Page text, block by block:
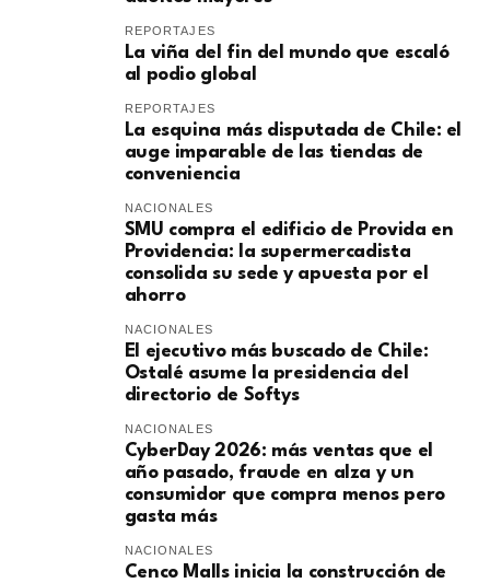
REPORTAJES
La viña del fin del mundo que escaló
al podio global
REPORTAJES
La esquina más disputada de Chile: el
auge imparable de las tiendas de
conveniencia
NACIONALES
SMU compra el edificio de Provida en
Providencia: la supermercadista
consolida su sede y apuesta por el
ahorro
NACIONALES
El ejecutivo más buscado de Chile:
Ostalé asume la presidencia del
directorio de Softys
NACIONALES
CyberDay 2026: más ventas que el
año pasado, fraude en alza y un
consumidor que compra menos pero
gasta más
NACIONALES
Cenco Malls inicia la construcción de